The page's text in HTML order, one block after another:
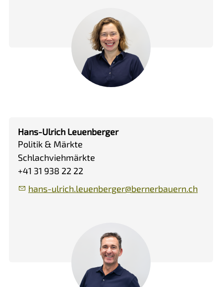
Hans-Ulrich Leuenberger
Politik & Märkte
Schlachviehmärkte
+41 31 938 22 22
h ns- lr ch l nb rg r b rn rb rn ch